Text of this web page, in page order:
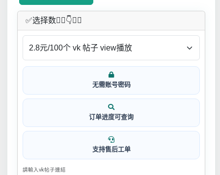
✅​选择数👇🏻​​👇👇🏻​​
无需账号密码
订单进度可查询
支持售后工单
請輸入vk帖子連結